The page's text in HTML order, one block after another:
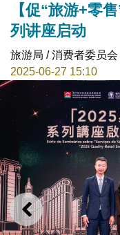
【促“旅游+零
列讲座启动
旅游局 / 消费者委员会
2025-06-27 15:10
上一则